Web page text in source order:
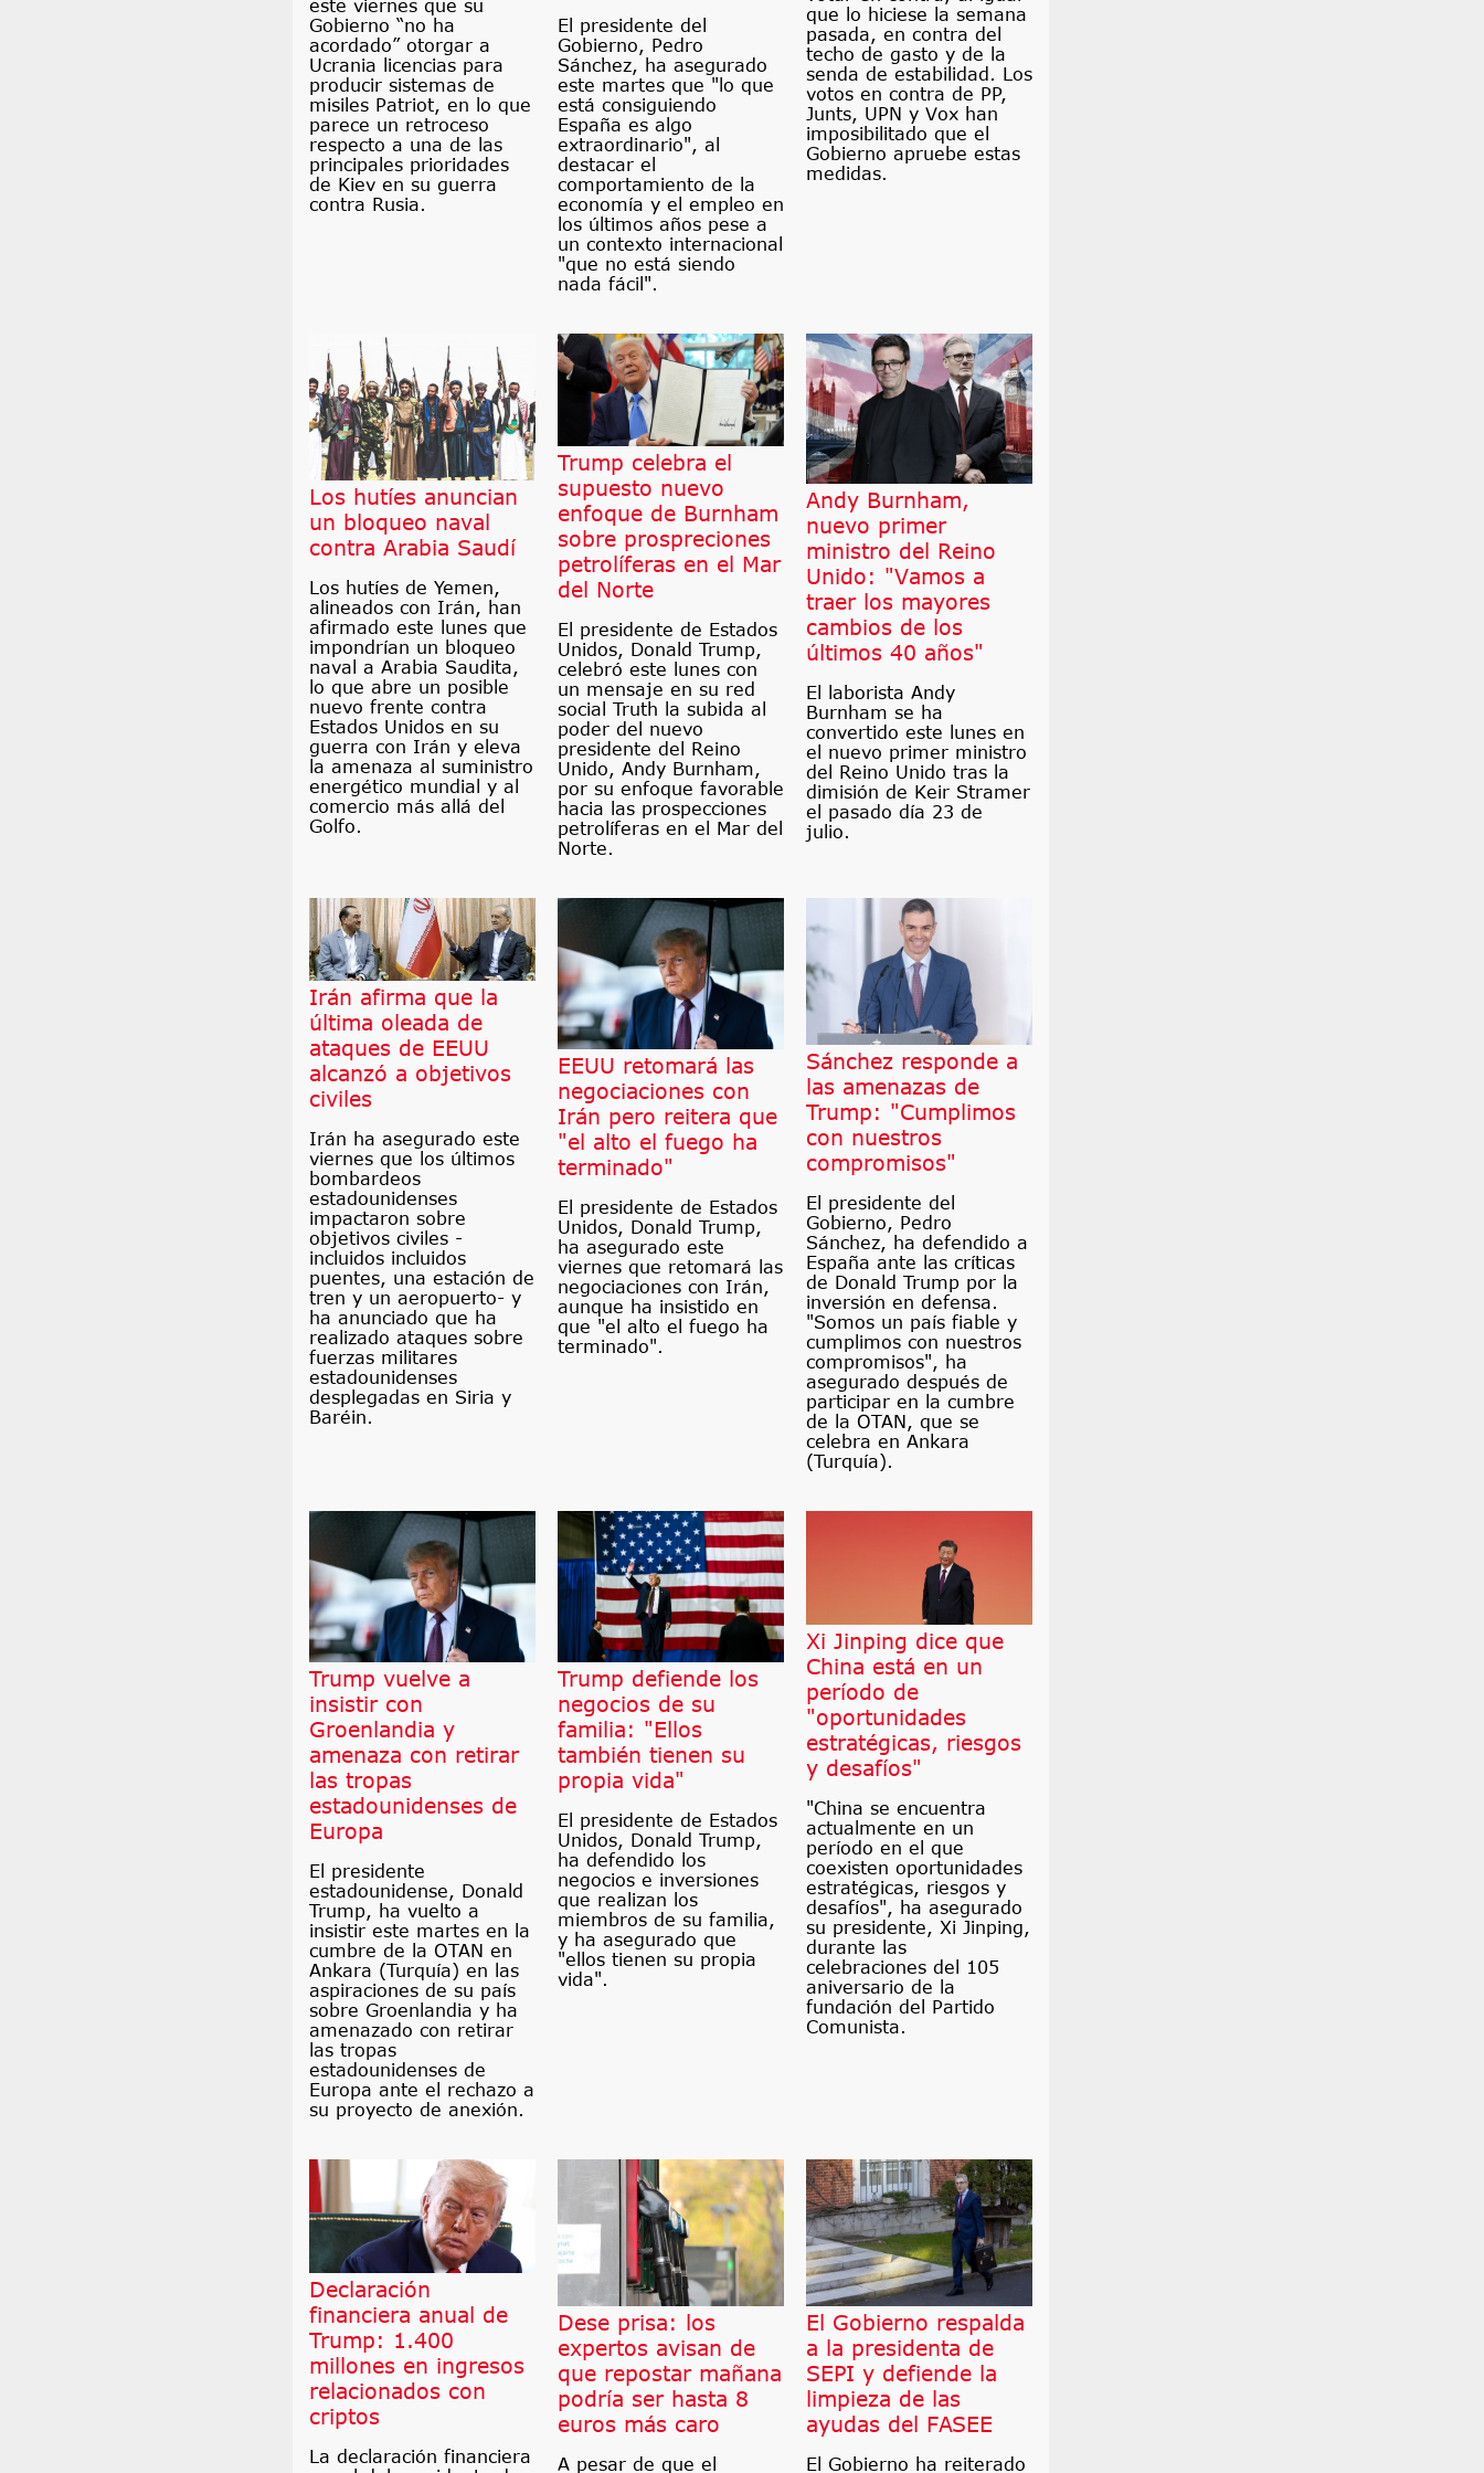
este viernes que su
Gobierno “no ha
acordado” otorgar a
Ucrania licencias para
producir sistemas de
misiles Patriot, en lo que
parece un retroceso
respecto a una de las
principales prioridades
de Kiev en su guerra
contra Rusia.
El presidente del
Gobierno, Pedro
Sánchez, ha asegurado
este martes que "lo que
está consiguiendo
España es algo
extraordinario", al
destacar el
comportamiento de la
economía y el empleo en
los últimos años pese a
un contexto internacional
"que no está siendo
nada fácil".
que lo hiciese la semana
pasada, en contra del
techo de gasto y de la
senda de estabilidad. Los
votos en contra de PP,
Junts, UPN y Vox han
imposibilitado que el
Gobierno apruebe estas
medidas.
Los hutíes anuncian
un bloqueo naval
contra Arabia Saudí
Los hutíes de Yemen,
alineados con Irán, han
afirmado este lunes que
impondrían un bloqueo
naval a Arabia Saudita,
lo que abre un posible
nuevo frente contra
Estados Unidos en su
guerra con Irán y eleva
la amenaza al suministro
energético mundial y al
comercio más allá del
Golfo.
Trump celebra el
supuesto nuevo
enfoque de Burnham
sobre prospreciones
petrolíferas en el Mar
del Norte
El presidente de Estados
Unidos, Donald Trump,
celebró este lunes con
un mensaje en su red
social Truth la subida al
poder del nuevo
presidente del Reino
Unido, Andy Burnham,
por su enfoque favorable
hacia las prospecciones
petrolíferas en el Mar del
Norte.
Andy Burnham,
nuevo primer
ministro del Reino
Unido: "Vamos a
traer los mayores
cambios de los
últimos 40 años"
El laborista Andy
Burnham se ha
convertido este lunes en
el nuevo primer ministro
del Reino Unido tras la
dimisión de Keir Stramer
el pasado día 23 de
julio.
Irán afirma que la
última oleada de
ataques de EEUU
alcanzó a objetivos
civiles
Irán ha asegurado este
viernes que los últimos
bombardeos
estadounidenses
impactaron sobre
objetivos civiles -
incluidos incluidos
puentes, una estación de
tren y un aeropuerto- y
ha anunciado que ha
realizado ataques sobre
fuerzas militares
estadounidenses
desplegadas en Siria y
Baréin.
EEUU retomará las
negociaciones con
Irán pero reitera que
"el alto el fuego ha
terminado"
El presidente de Estados
Unidos, Donald Trump,
ha asegurado este
viernes que retomará las
negociaciones con Irán,
aunque ha insistido en
que "el alto el fuego ha
terminado".
Sánchez responde a
las amenazas de
Trump: "Cumplimos
con nuestros
compromisos"
El presidente del
Gobierno, Pedro
Sánchez, ha defendido a
España ante las críticas
de Donald Trump por la
inversión en defensa.
"Somos un país fiable y
cumplimos con nuestros
compromisos", ha
asegurado después de
participar en la cumbre
de la OTAN, que se
celebra en Ankara
(Turquía).
Trump vuelve a
insistir con
Groenlandia y
amenaza con retirar
las tropas
estadounidenses de
Europa
El presidente
estadounidense, Donald
Trump, ha vuelto a
insistir este martes en la
cumbre de la OTAN en
Ankara (Turquía) en las
aspiraciones de su país
sobre Groenlandia y ha
amenazado con retirar
las tropas
estadounidenses de
Europa ante el rechazo a
su proyecto de anexión.
Trump defiende los
negocios de su
familia: "Ellos
también tienen su
propia vida"
El presidente de Estados
Unidos, Donald Trump,
ha defendido los
negocios e inversiones
que realizan los
miembros de su familia,
y ha asegurado que
"ellos tienen su propia
vida".
Xi Jinping dice que
China está en un
período de
"oportunidades
estratégicas, riesgos
y desafíos"
"China se encuentra
actualmente en un
período en el que
coexisten oportunidades
estratégicas, riesgos y
desafíos", ha asegurado
su presidente, Xi Jinping,
durante las
celebraciones del 105
aniversario de la
fundación del Partido
Comunista.
Declaración
financiera anual de
Trump: 1.400
millones en ingresos
relacionados con
criptos
La declaración financiera
Dese prisa: los
expertos avisan de
que repostar mañana
podría ser hasta 8
euros más caro
A pesar de que el
El Gobierno respalda
a la presidenta de
SEPI y defiende la
limpieza de las
ayudas del FASEE
El Gobierno ha reiterado